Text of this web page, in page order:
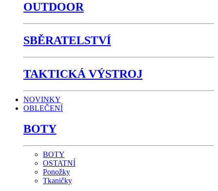
OUTDOOR
SBĚRATELSTVÍ
TAKTICKÁ VÝSTROJ
NOVINKY
OBLEČENÍ
BOTY
BOTY
OSTATNÍ
Ponožky
Tkaničky